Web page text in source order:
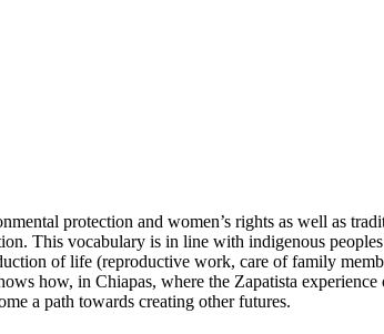
protection and women’s rights as well as
This vocabulary is in line with indigenous
of life (reproductive work, care of family
how, in Chiapas, where the Zapatista
a path towards creating other futures.